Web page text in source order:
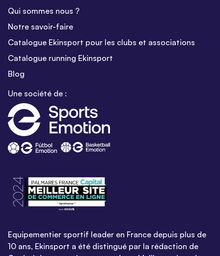
Qui sommes nous ?
Notre savoir-faire
Catalogue Ekinsport pour les clubs et associations
Catalogue running Ekinsport
Blog
Une société de :
Equipementier sportif leader en France depuis plus de
10 ans, Ekinsport a été distingué par la rédaction de